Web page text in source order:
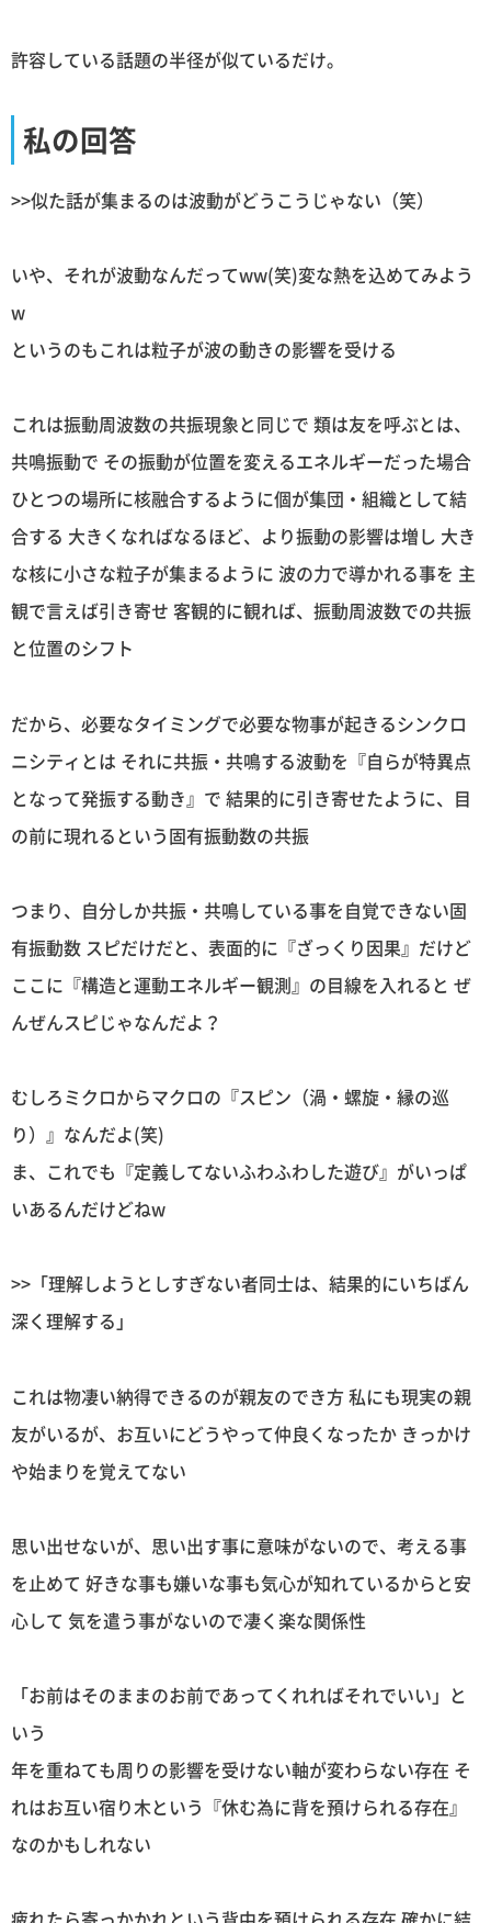
許容している話題の半径が似ているだけ。
私の回答
>>似た話が集まるのは波動がどうこうじゃない（笑）
いや、それが波動なんだってww(笑)変な熱を込めてみよう
w
というのもこれは粒子が波の動きの影響を受ける
これは振動周波数の共振現象と同じで 類は友を呼ぶとは、
共鳴振動で その振動が位置を変えるエネルギーだった場合
ひとつの場所に核融合するように個が集団・組織として結
合する 大きくなればなるほど、より振動の影響は増し 大き
な核に小さな粒子が集まるように 波の力で導かれる事を 主
観で言えば引き寄せ 客観的に観れば、振動周波数での共振
と位置のシフト
だから、必要なタイミングで必要な物事が起きるシンクロ
ニシティとは それに共振・共鳴する波動を『自らが特異点
となって発振する動き』で 結果的に引き寄せたように、目
の前に現れるという固有振動数の共振
つまり、自分しか共振・共鳴している事を自覚できない固
有振動数 スピだけだと、表面的に『ざっくり因果』だけど
ここに『構造と運動エネルギー観測』の目線を入れると ぜ
んぜんスピじゃなんだよ？
むしろミクロからマクロの『スピン（渦・螺旋・縁の巡
り）』なんだよ(笑)
ま、これでも『定義してないふわふわした遊び』がいっぱ
いあるんだけどねw
>>「理解しようとしすぎない者同士は、結果的にいちばん
深く理解する」
これは物凄い納得できるのが親友のでき方 私にも現実の親
友がいるが、お互いにどうやって仲良くなったか きっかけ
や始まりを覚えてない
思い出せないが、思い出す事に意味がないので、考える事
を止めて 好きな事も嫌いな事も気心が知れているからと安
心して 気を遣う事がないので凄く楽な関係性
「お前はそのままのお前であってくれればそれでいい」と
いう
年を重ねても周りの影響を受けない軸が変わらない存在 そ
れはお互い宿り木という『休む為に背を預けられる存在』
なのかもしれない